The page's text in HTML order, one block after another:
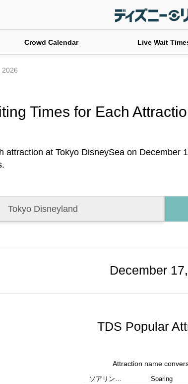
Crowd Calendar Live Wait
2026
Times for Each
attraction at Tokyo DisneySea on
Tokyo Disneyland
December
TDS Popular
Attraction name
ソアリン…
Soaring